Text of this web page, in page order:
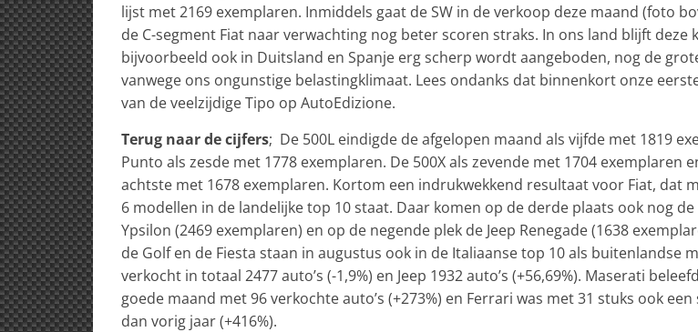
lijst met 2169 exemplaren. Inmiddels gaat de SW in de verkoop deze maand (foto
de C-segment Fiat naar verwachting nog beter scoren straks. In ons land blijft deze
bijvoorbeeld ook in Duitsland en Spanje erg scherp wordt aangeboden, nog de
vanwege ons ongunstige belastingklimaat. Lees ondanks dat binnenkort onze
van de veelzijdige Tipo op AutoEdizione.
Terug naar de cijfers; De 500L eindigde de afgelopen maand als vijfde met 1819
Punto als zesde met 1778 exemplaren. De 500X als zevende met 1704 exemplaren
achtste met 1678 exemplaren. Kortom een indrukwekkend resultaat voor Fiat, dat
6 modellen in de landelijke top 10 staat. Daar komen op de derde plaats ook nog de
Ypsilon (2469 exemplaren) en op de negende plek de Jeep Renegade (1638
de Golf en de Fiesta staan in augustus ook in de Italiaanse top 10 als buitenlandse
verkocht in totaal 2477 auto’s (-1,9%) en Jeep 1932 auto’s (+56,69%). Maserati
goede maand met 96 verkochte auto’s (+273%) en Ferrari was met 31 stuks ook
dan vorig jaar (+416%).